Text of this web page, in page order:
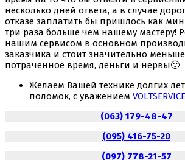
несколько дней ответа, а в случае
отказе заплатить бы пришлось как
три раза больше чем нашему мастеру!
нашим сервисом в основном
заказчика и стоит значительно
потраченное время, деньги и нервы🙂
Желаем Вашей технике долгих
поломок, с уважением VOLTSERVICE
(063) 179-48-47
(095) 416-75-20
(097) 778-21-57